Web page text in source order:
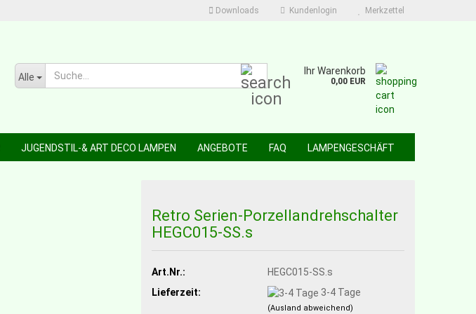
Downloads Kundenlogin Merkzettel
Alle
Ihr Warenkorb
0,00 EUR
JUGENDSTIL-& ART DECO LAMPEN ANGEBOTE FAQ LAMPENGESCHÄFT
Retro Serien-Porzellandrehschalter
HEGC015-SS.s
Art.Nr.:
HEGC015-SS.s
Lieferzeit:
3-4 Tage
(Ausland abweichend)